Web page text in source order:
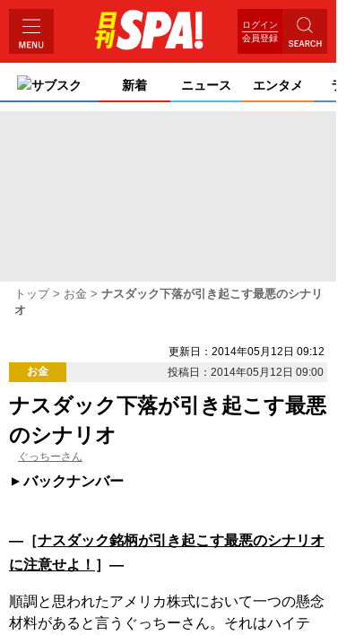
ログイン
会員登録
サブスク 新着 ニュース エンタメ ライ
トップ お金
ナスダック下落が引き起こす最悪のシナリ
オ
更新日：2014年05月12日 09:12
お金
投稿日：2014年05月12日 09:00
ナスダック下落が引き起こす最悪
のシナリオ
ぐっちーさん
バックナンバー
―［ナスダック銘柄が引き起こす最悪のシナリオ
に注意せよ！ ］―
順調と思われたアメリカ株式において一つの懸念
材料があると言うぐっちーさん。それはハイテ